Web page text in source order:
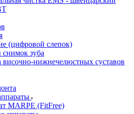
(цифровой слепок)
зуба
височно-нижнечелюстных суставов
MARPE (FitFree)